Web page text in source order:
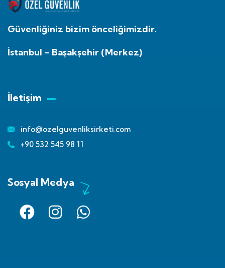
Güvenliğiniz bizim önceliğimizdir.
İstanbul – Başakşehir (Merkez)
İletişim
info@ozelguvenliksirketi.com
+90 532 545 98 11
Sosyal Medya